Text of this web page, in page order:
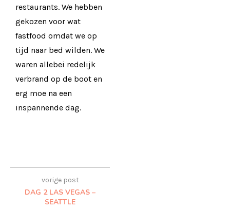
restaurants. We hebben
gekozen voor wat
fastfood omdat we op
tijd naar bed wilden. We
waren allebei redelijk
verbrand op de boot en
erg moe na een
inspannende dag.
vorige post
DAG 2 LAS VEGAS –
SEATTLE